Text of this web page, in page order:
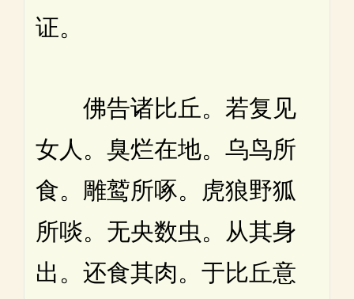
证。
佛告诸比丘。若复见
女人。臭烂在地。乌鸟所
食。雕鹫所啄。虎狼野狐
所啖。无央数虫。从其身
出。还食其肉。于比丘意